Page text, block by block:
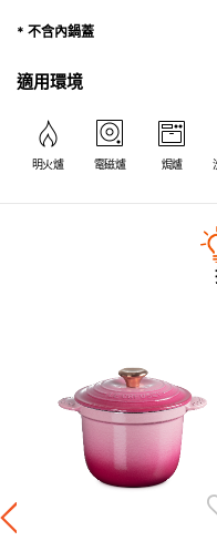
* 不含內鍋蓋
適用環境
明火爐 電磁爐 焗爐